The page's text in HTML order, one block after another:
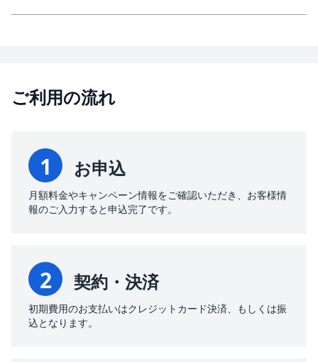
ご利用の流れ
1 お申込
月額料金やキャンペーン情報をご確認いただき、お客様情
報のご入力すると申込完了です。
2 契約・決済
初期費用のお支払いはクレジットカード決済、もしくは振
込となります。